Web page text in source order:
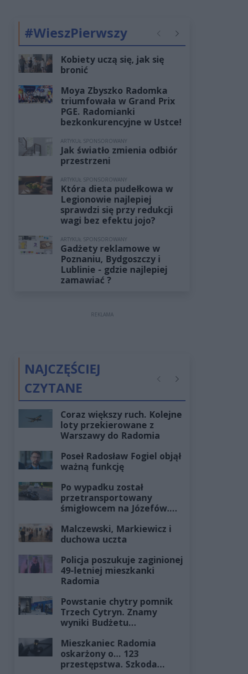
#WieszPierwszy PoprzednieNastępne
Kobiety uczą się, jak się
bronić
Moya Zbyszko Radomka
triumfowała w Grand Prix
PGE. Radomianki
bezkonkurencyjne w Ustce!
ARTYKUŁ SPONSOROWANY
Jak światło zmienia odbiór
przestrzeni
ARTYKUŁ SPONSOROWANY
Która dieta pudełkowa w
Legionowie najlepiej
sprawdzi się przy redukcji
wagi bez efektu jojo?
ARTYKUŁ SPONSOROWANY
Gadżety reklamowe w
Poznaniu, Bydgoszczy i
Lublinie - gdzie najlepiej
zamawiać ?
REKLAMA
NAJCZĘŚCIEJ
CZYTANE
PoprzednieNastępne
Coraz większy ruch. Kolejne
loty przekierowane z
Warszawy do Radomia
Poseł Radosław Fogiel objął
ważną funkcję
Po wypadku został
przetransportowany
śmigłowcem na Józefów.
żyłach
Malczewski, Markiewicz i
duchowa uczta
Policja poszukuje zaginionej
49-letniej mieszkanki
Radomia
Powstanie chytry pomnik
Trzech Cytryn. Znamy
wyniki Budżetu
Mieszkaniec Radomia
oskarżony o... 123
przestępstwa. Szkoda